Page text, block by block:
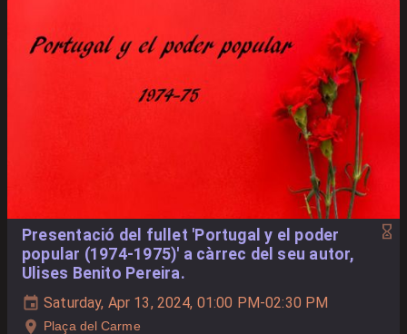
Presentació del fullet 'Portugal y el poder
popular (1974-1975)' a càrrec del seu autor,
Ulises Benito Pereira.
Saturday, Apr 13, 2024, 01:00 PM-02:30 PM
Plaça del Carme